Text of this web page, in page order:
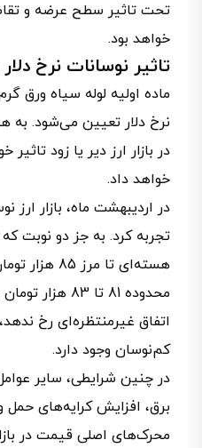
تحت تاثیر سطح عرضه و
خواهد بود.
تاثیر نوسانات نرخ
ماده اولیه لوله سیاه
نرخ دلار تعیین می‌شود. به
در بازار ارز دیر یا زود
خواهد داد.
در اردیبهشت‌ ماه، بازار ارز
تجربه کرد. به جز دو نوبت که
هسته‌ای تا
محدوده 81 تا 83
اتفاق غیرمنتظره‌ای رخ
کم‌نوسان وجود دارد.
در چنین شرایطی، سایر
برق، افزایش کرایه‌های
محرک‌های اصلی قیمت در